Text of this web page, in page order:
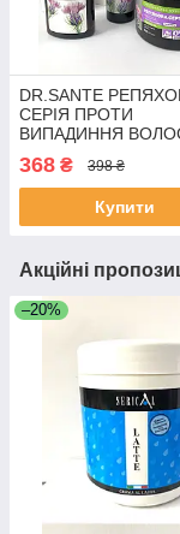
DR.SANTE
СЕРІЯ ПРОТИ
ВИПАДИННЯ
Набір Шампунь+
Сироватка/Засоби
волосся
368 ₴ 398 ₴
Купити
Акційні
–20%